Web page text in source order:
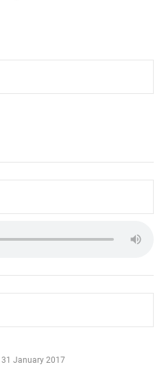
31 January 2017